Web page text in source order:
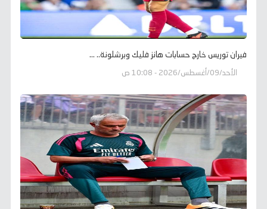
فيران توريس خارج حسابات هانز فليك وبرشلونة.. ...
الأحد/09/أغسطس/2026 - 10:08 ص